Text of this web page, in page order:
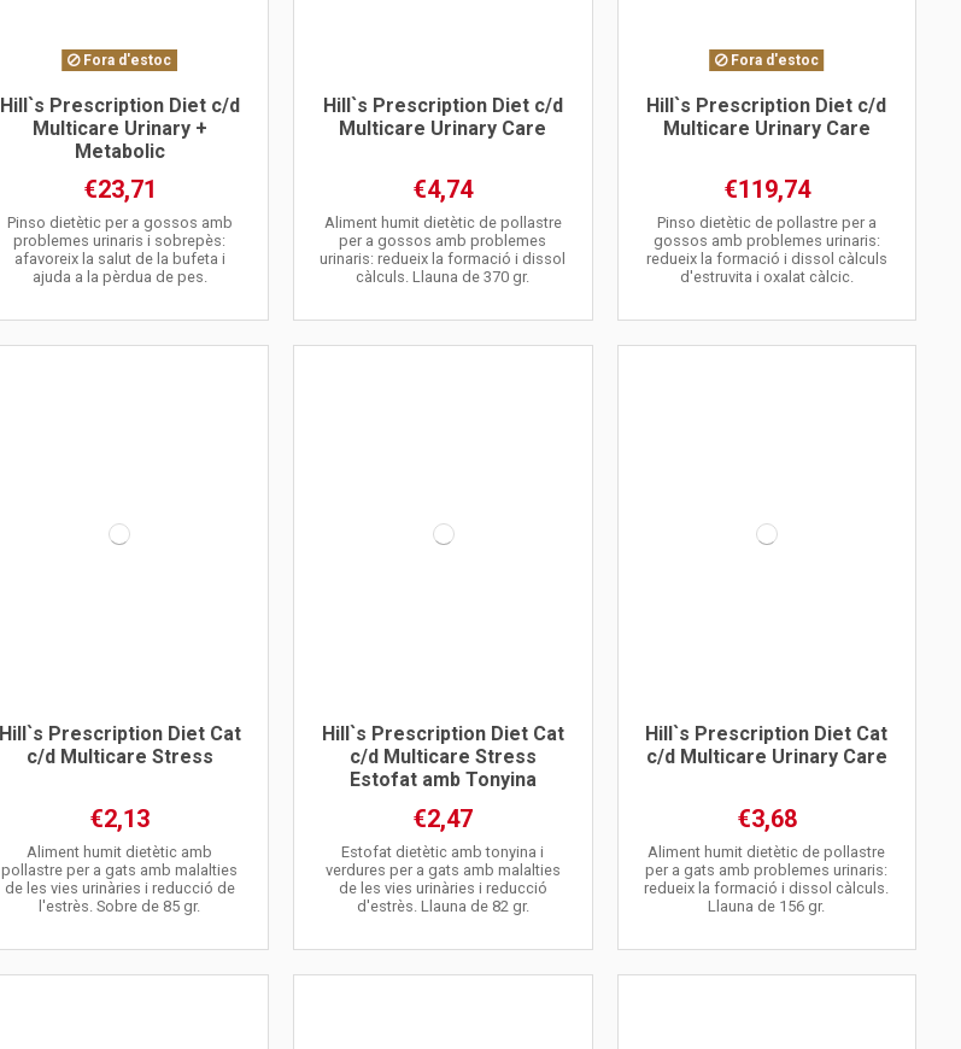
Fora d'estoc
Hill`s Prescription Diet c/d
Multicare Urinary +
Metabolic
€23,71
Pinso dietètic per a gossos amb
problemes urinaris i sobrepès:
afavoreix la salut de la bufeta i
ajuda a la pèrdua de pes.
Hill`s Prescription Diet c/d
Multicare Urinary Care
€4,74
Aliment humit dietètic de pollastre
per a gossos amb problemes
urinaris: redueix la formació i dissol
càlculs. Llauna de 370 gr.
Fora d'estoc
Hill`s Prescription Diet c/d
Multicare Urinary Care
€119,74
Pinso dietètic de pollastre per a
gossos amb problemes urinaris:
redueix la formació i dissol càlculs
d'estruvita i oxalat càlcic.
Hill`s Prescription Diet Cat
c/d Multicare Stress
€2,13
Aliment humit dietètic amb
pollastre per a gats amb malalties
de les vies urinàries i reducció de
l'estrès. Sobre de 85 gr.
Hill`s Prescription Diet Cat
c/d Multicare Stress
Estofat amb Tonyina
€2,47
Estofat dietètic amb tonyina i
verdures per a gats amb malalties
de les vies urinàries i reducció
d'estrès. Llauna de 82 gr.
Hill`s Prescription Diet Cat
c/d Multicare Urinary Care
€3,68
Aliment humit dietètic de pollastre
per a gats amb problemes urinaris:
redueix la formació i dissol càlculs.
Llauna de 156 gr.